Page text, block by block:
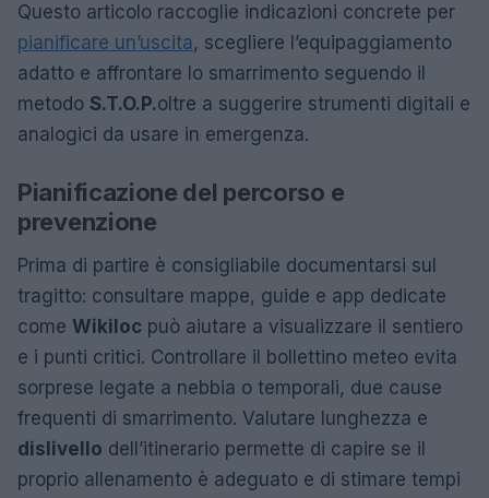
Questo articolo raccoglie indicazioni concrete per
pianificare un’uscita, scegliere l’equipaggiamento
adatto e affrontare lo smarrimento seguendo il
metodo S.T.O.P.oltre a suggerire strumenti digitali e
analogici da usare in emergenza.
Pianificazione del percorso e
prevenzione
Prima di partire è consigliabile documentarsi sul
tragitto: consultare mappe, guide e app dedicate
come Wikiloc può aiutare a visualizzare il sentiero
e i punti critici. Controllare il bollettino meteo evita
sorprese legate a nebbia o temporali, due cause
frequenti di smarrimento. Valutare lunghezza e
dislivello dell’itinerario permette di capire se il
proprio allenamento è adeguato e di stimare tempi